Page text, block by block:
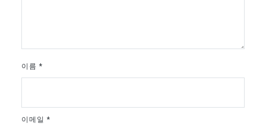
이름 *
이메일 *